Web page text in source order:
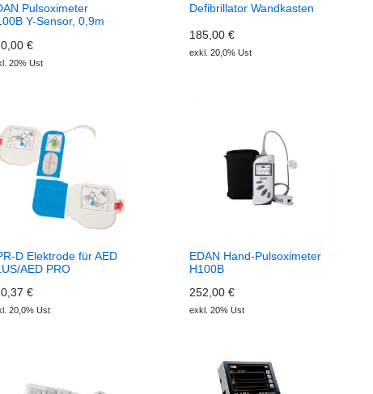
Pulsoximeter
Y-Sensor, 0,9m
€
20% Ust
Defibrillator Wandkasten
185,00 €
exkl. 20,0% Ust
D Elektrode für AED
AED PRO
€
20,0% Ust
EDAN Hand-Pulsoximeter
H100B
252,00 €
exkl. 20% Ust